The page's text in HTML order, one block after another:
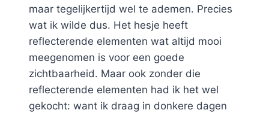
maar tegelijkertijd wel te ademen. Precies
wat ik wilde dus. Het hesje heeft
reflecterende elementen wat altijd mooi
meegenomen is voor een goede
zichtbaarheid. Maar ook zonder die
reflecterende elementen had ik het wel
gekocht: want ik draag in donkere dagen